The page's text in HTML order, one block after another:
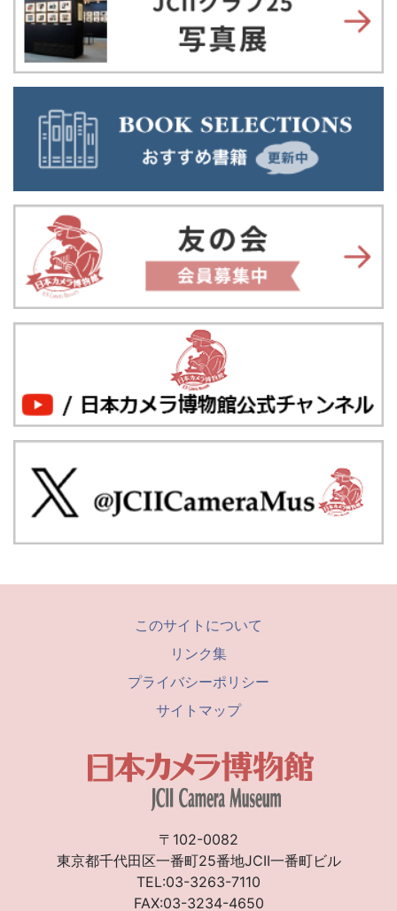
このサイトについて
リンク集
プライバシーポリシー
サイトマップ
〒102-0082
東京都千代田区一番町25番地JCII一番町ビル
TEL:03-3263-7110
FAX:03-3234-4650